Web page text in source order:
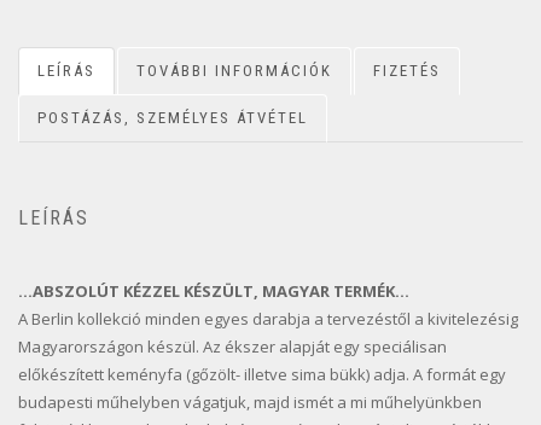
LEÍRÁS TOVÁBBI INFORMÁCIÓK FIZETÉS
POSTÁZÁS, SZEMÉLYES ÁTVÉTEL
LEÍRÁS
…ABSZOLÚT KÉZZEL KÉSZÜLT, MAGYAR TERMÉK…
A Berlin kollekció minden egyes darabja a tervezéstől a kivitelezésig
Magyarországon készül. Az ékszer alapját egy speciálisan
előkészített keményfa (gőzölt- illetve sima bükk) adja. A formát egy
budapesti műhelyben vágatjuk, majd ismét a mi műhelyünkben